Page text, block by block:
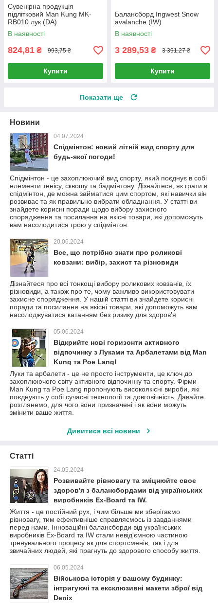
Сувенірна продукція
підлітковий Man Kung MK-
RB010 лук (DA)
В наявності
824,81 ₴ 993,75 ₴
Купити
Балансборд Ingwest Snow
avalanche (IW)
В наявності
3 289,53 ₴ 3 391,27 ₴
Купити
Показати ще
Новини
04.07.2024
Спідмінтон: новий літній вид спорту для
будь-якої погоди!
Спідмінтон - це захоплюючий вид спорту, який поєднує в собі
елементи тенісу, сквошу та бадмінтону. Дізнайтеся, як грати в
спідмінтон, де можна займатися цим спортом, які навички він
розвиває та як правильно вибрати обладнання. У статті ви
знайдете корисні поради щодо вибору захисного
спорядження та посилання на якісні товари, які допоможуть
вам насолодитися грою у спідмінтон.
20.06.2024
Все, що потрібно знати про роликові
ковзани: вибір, захист та різновиди
Дізнайтеся про всі тонкощі вибору роликових ковзанів, їх
різновиди, а також про те, чому важливо використовувати
захисне спорядження. У нашій статті ви знайдете корисні
поради та посилання на якісні товари, які допоможуть вам
насолоджуватися катанням без ризику для здоров'я
05.06.2024
Відкрийте нові горизонти активного
відпочинку з Луками та Арбалетами від Man
Kung та Poe Lang!
Луки та арбалети - це не просто інструменти, це ключ до
захоплюючого світу активного відпочинку та спорту. Фірми
Man Kung та Poe Lang пропонують високоякісні вироби, які
поєднують у собі сучасні технології та довговічність. Давайте
розглянемо, для чого вони призначені і як вони можуть
змінити ваше життя.
Дивитися всі новини
Статті
24.05.2024
Розвивайте рівновагу та зміцнюйте своє
здоров'я з балансбордами від українських
виробників Ex-Board та IW.
Життя - це постійний рух, і чим більше ми зберігаємо
рівновагу, тим ефективніше справляємось із завданнями
перед нами. Інноваційні балансборди від українських
виробників Ex-Board та IW стали невід'ємною частиною
тренувального процесу як для спортсменів, так і для
звичайних людей, які прагнуть до здорового способу життя.
06.05.2024
Військова історія у вашому будинку:
інтригуючі та ексклюзивні макети зброї від
Denix